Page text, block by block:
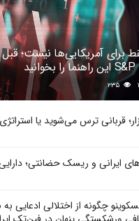
برای آمریکایی‌ها نیست؛ قبل
۲۳۵
قربانی ترس می‌شوید یا
ایرانی و ریسک حضانتی؛
چگونه از اختلالی ادعایی